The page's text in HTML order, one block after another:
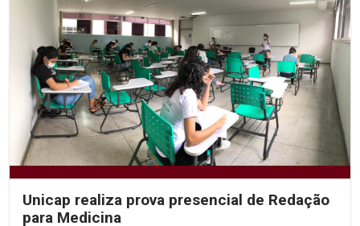
Unicap realiza prova presencial de Redação
para Medicina